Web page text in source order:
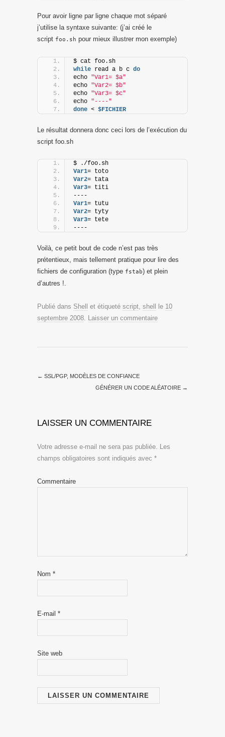
Pour avoir ligne par ligne chaque mot séparé
j’utilise la syntaxe suivante: (j’ai créé le
script foo.sh pour mieux illustrer mon exemple)
$ cat foo.sh
while read a b c do
echo "Var1= $a"
echo "Var2= $b"
echo "Var3= $c"
echo "----"
done < $FICHIER
Le résultat donnera donc ceci lors de l’exécution du
script foo.sh
$ ./foo.sh
Var1= toto
Var2= tata
Var3= titi
----
Var1= tutu
Var2= tyty
Var3= tete
----
Voilà, ce petit bout de code n’est pas très
prétentieux, mais tellement pratique pour lire des
fichiers de configuration (type fstab) et plein
d’autres !.
Publié dans Shell et étiqueté script shell le 10
septembre 2008 Laisser un commentaire
← SSL/PGP, MODÈLES DE CONFIANCE
GÉNÉRER UN CODE ALÉATOIRE →
LAISSER UN COMMENTAIRE
Votre adresse e-mail ne sera pas publiée. Les
champs obligatoires sont indiqués avec *
Commentaire
Nom *
E-mail *
Site web